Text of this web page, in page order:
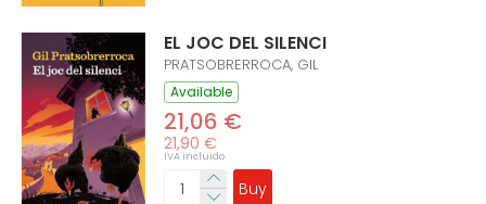
EL JOC DEL SILENCI
PRATSOBRERROCA, GIL
Available
21,06 €
21,90 €
IVA incluido
Buy